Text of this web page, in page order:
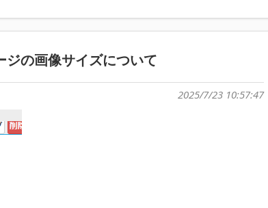
ジの画像サイズについて
2025/7/23 10:57:47